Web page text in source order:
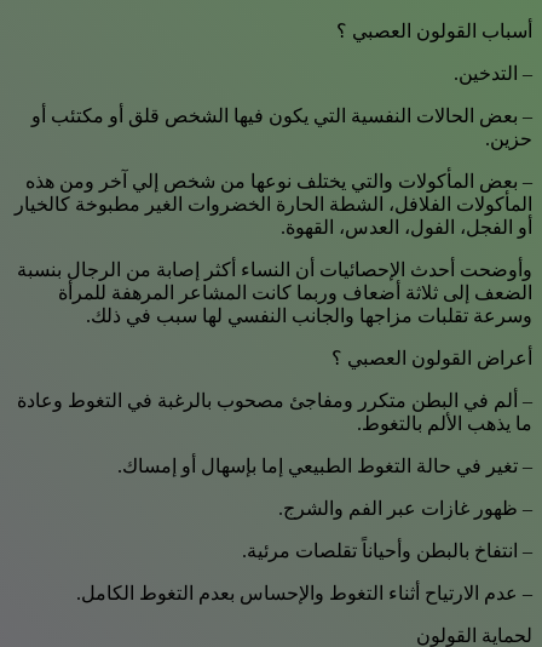
أسباب القولون العصبي ؟
– التدخين.
– بعض الحالات النفسية التي يكون فيها الشخص قلق أو مكتئب أو
حزين.
– بعض المأكولات والتي يختلف نوعها من شخص إلي آخر ومن هذه
المأكولات الفلافل، الشطة الحارة الخضروات الغير مطبوخة كالخيار
أو الفجل، الفول، العدس، القهوة.
وأوضحت أحدث الإحصائيات أن النساء أكثر إصابة من الرجال بنسبة
الضعف إلى ثلاثة أضعاف وربما كانت المشاعر المرهفة للمرأة
وسرعة تقلبات مزاجها والجانب النفسي لها سبب في ذلك.
أعراض القولون العصبي ؟
– ألم في البطن متكرر ومفاجئ مصحوب بالرغبة في التغوط وعادة
ما يذهب الألم بالتغوط.
– تغير في حالة التغوط الطبيعي إما بإسهال أو إمساك.
– ظهور غازات عبر الفم والشرج.
– انتفاخ بالبطن وأحياناً تقلصات مرئية.
– عدم الارتياح أثناء التغوط والإحساس بعدم التغوط الكامل.
لحماية القولون